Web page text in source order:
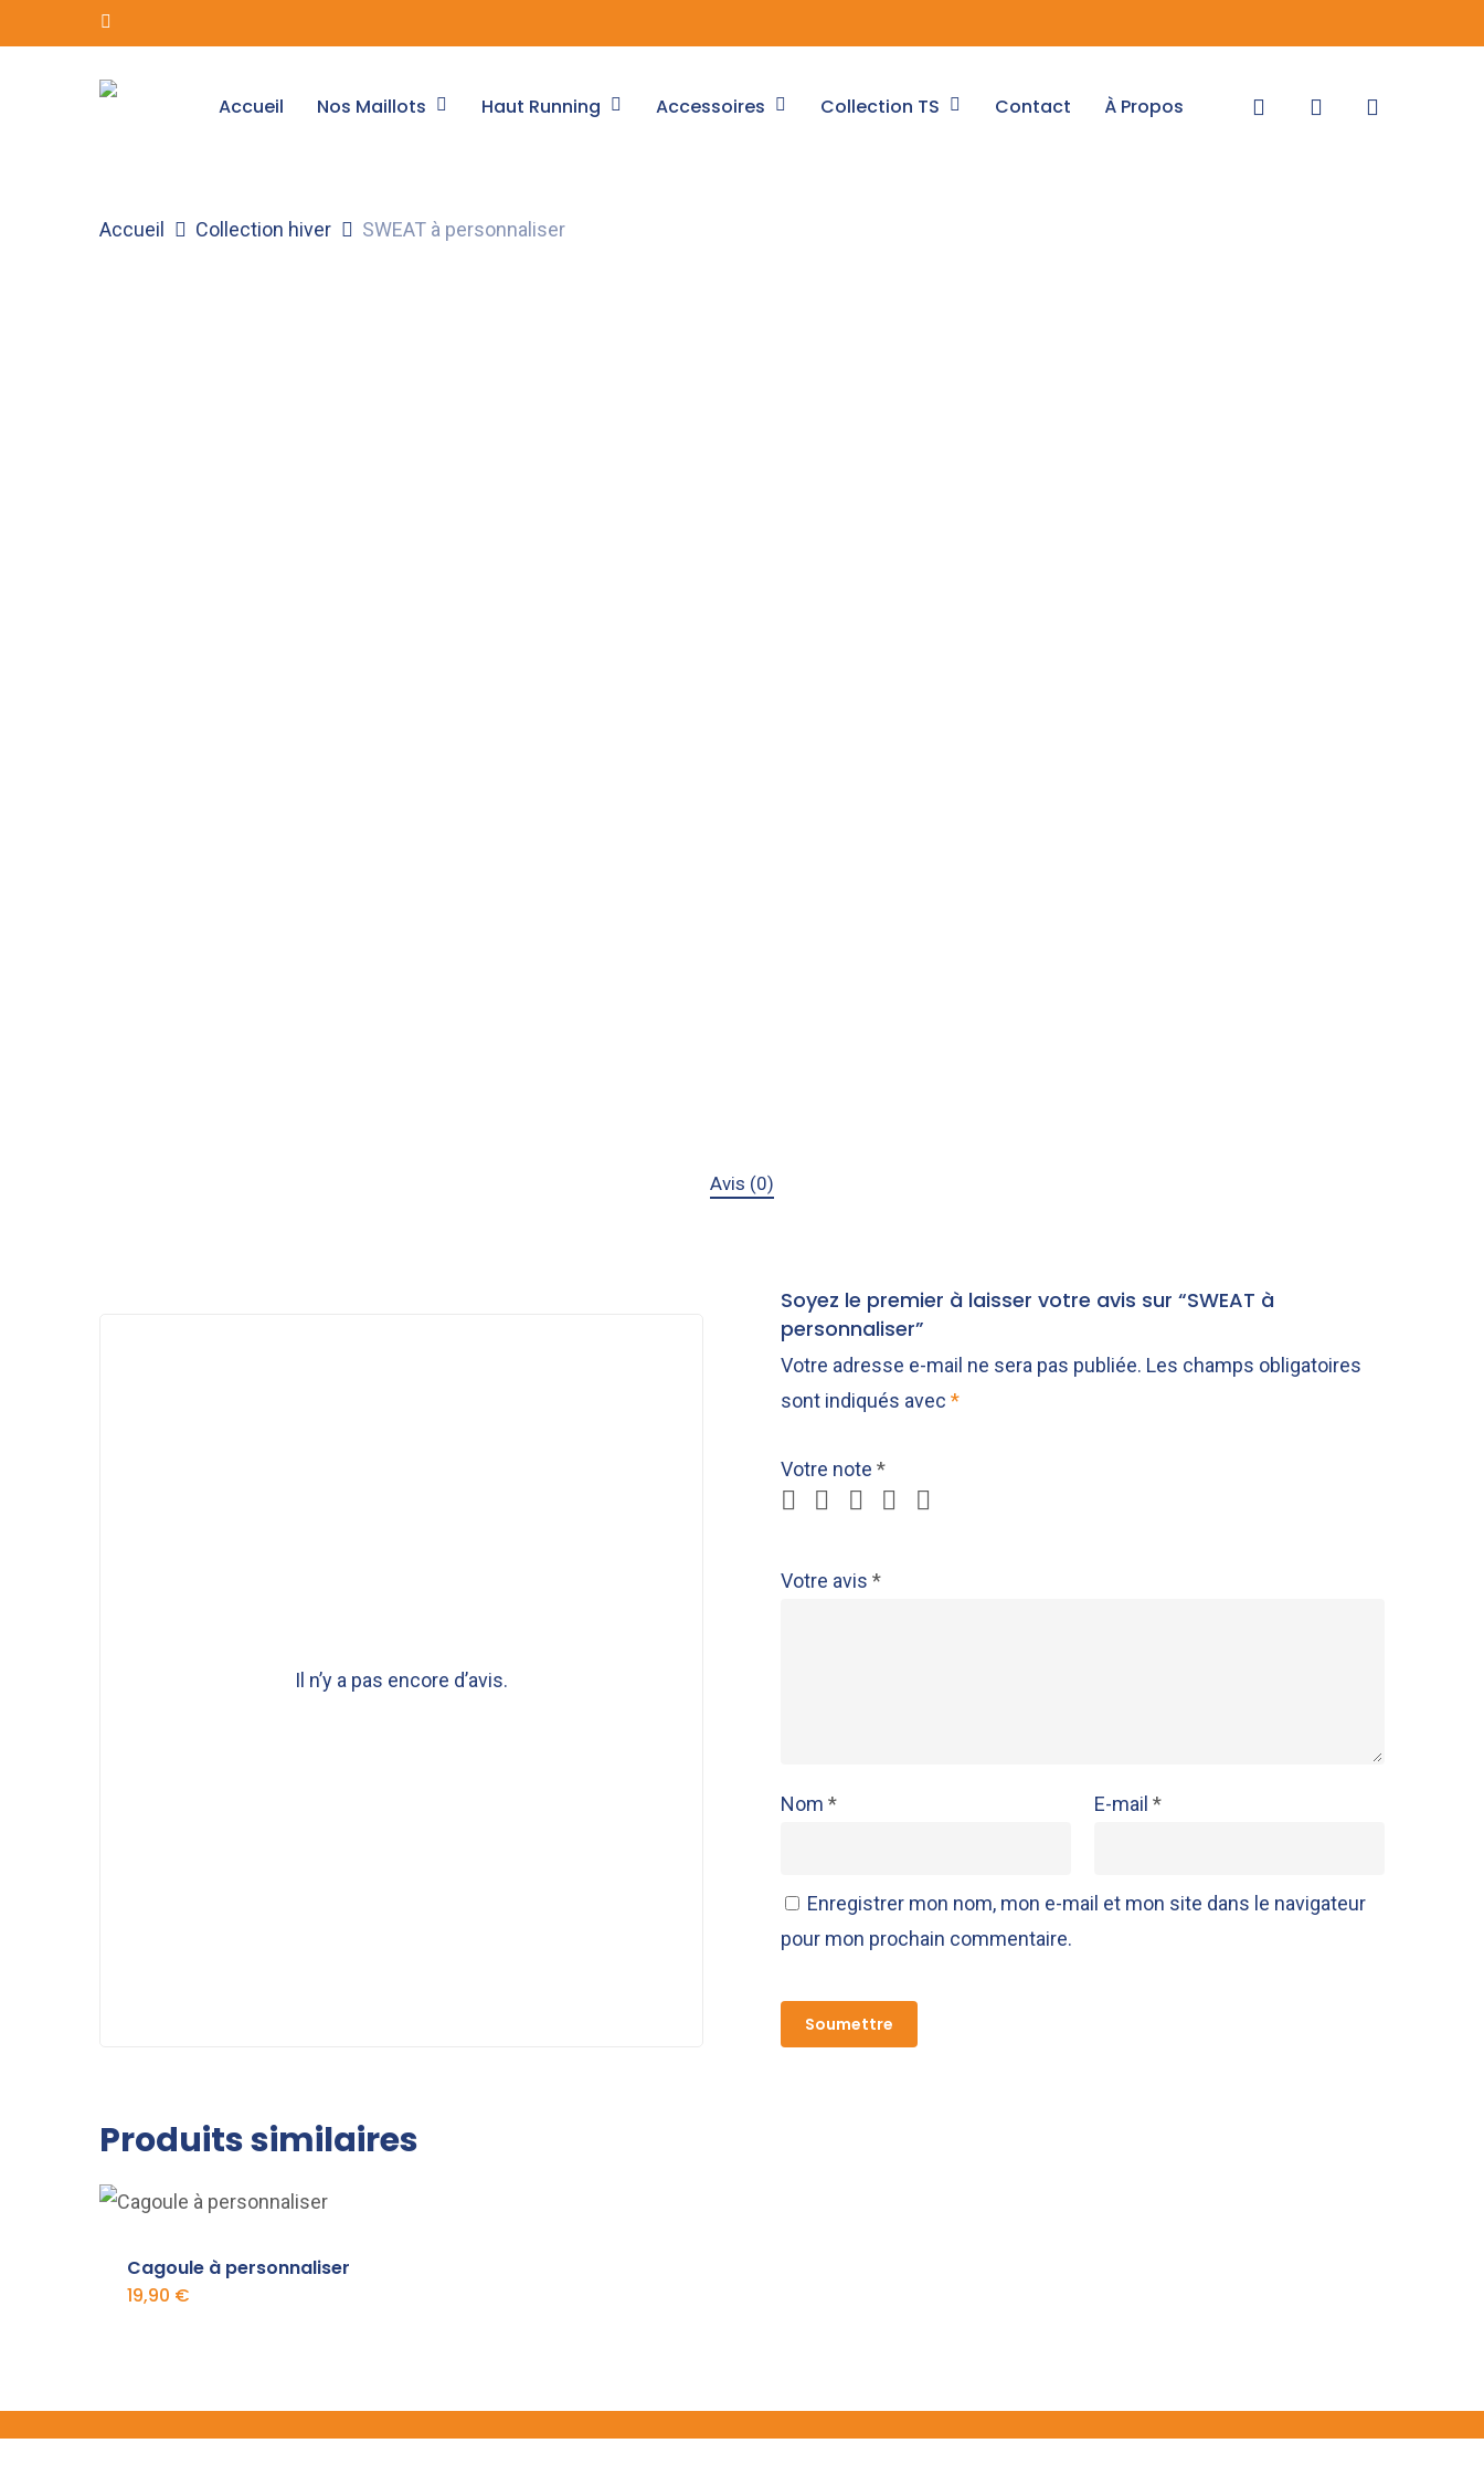
to
Accueil Nos Maillots Haut Running Accessoires Collection TS Contact À Propos rechercheaccount
Accueil Collection hiver SWEAT à personnaliser
Avis (0)
Il n’y a pas encore d’avis.
Soyez le premier à laisser votre avis sur “SWEAT à
personnaliser”
Votre adresse e-mail ne sera pas publiée. Les champs obligatoires
sont indiqués avec *
Votre note *
Votre avis *
Nom * E-mail*
Enregistrer mon nom, mon e-mail et mon site dans le navigateur
pour mon prochain commentaire.
Produits similaires
Cagoule à personnaliser
19,90 €